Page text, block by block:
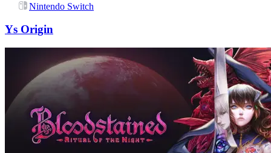
Nintendo Switch
Ys Origin